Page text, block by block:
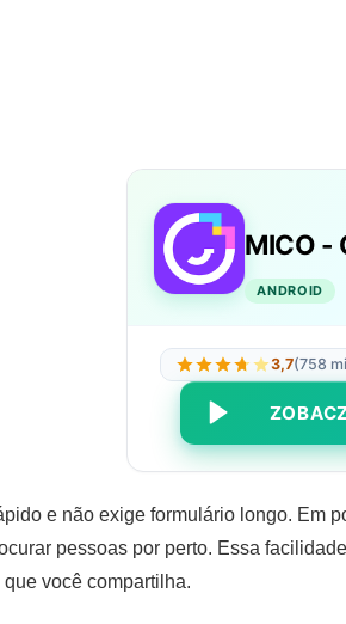
MICO -
ANDROID
3,7(758
e não exige formulário longo. Em
pessoas por perto. Essa
você compartilha.